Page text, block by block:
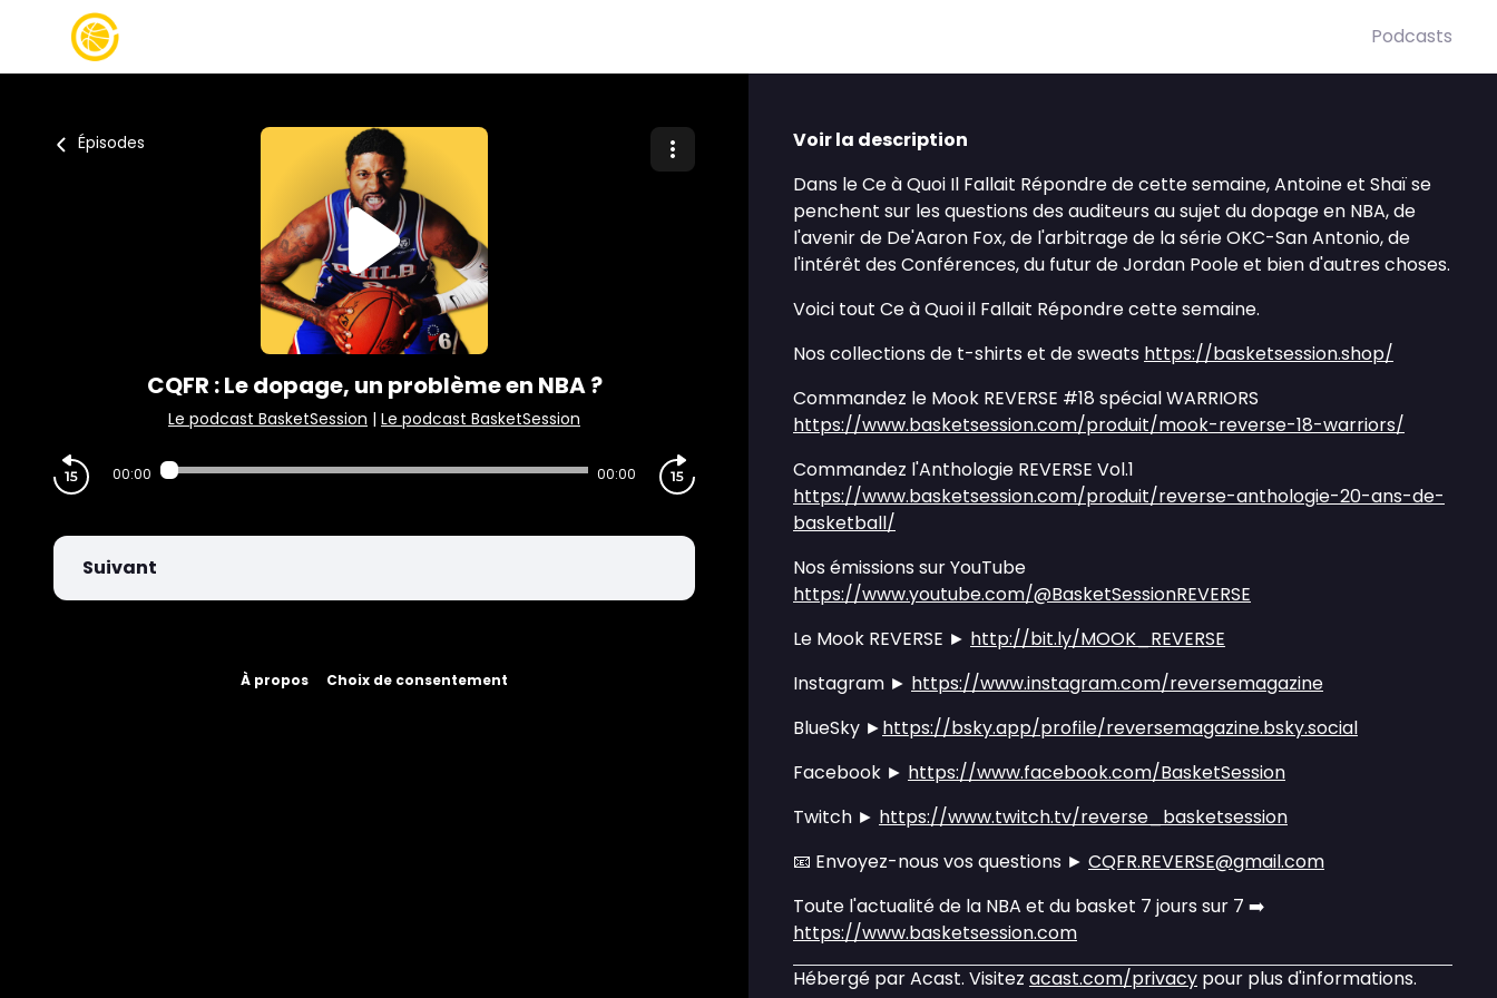
Podcasts
Épisodes
CQFR : Le dopage, un problème en NBA ?
Le podcast BasketSession | Le podcast BasketSession
00:00 00:00
Suivant
À propos Choix de consentement
Voir la description
Dans le Ce à Quoi Il Fallait Répondre de cette semaine, Antoine et Shaï se
penchent sur les questions des auditeurs au sujet du dopage en NBA, de
l'avenir de De'Aaron Fox, de l'arbitrage de la série OKC-San Antonio, de
l'intérêt des Conférences, du futur de Jordan Poole et bien d'autres choses.
Voici tout Ce à Quoi il Fallait Répondre cette semaine.
Nos collections de t-shirts et de sweats https://basketsession.shop/
Commandez le Mook REVERSE #18 spécial WARRIORS
https://www.basketsession.com/produit/mook-reverse-18-warriors/
Commandez l'Anthologie REVERSE Vol.1
https://www.basketsession.com/produit/reverse-anthologie-20-ans-de-
basketball/
Nos émissions sur YouTube
https://www.youtube.com/@BasketSessionREVERSE
Le Mook REVERSE ► http://bit.ly/MOOK_REVERSE
Instagram ► https://www.instagram.com/reversemagazine
BlueSky ►https://bsky.app/profile/reversemagazine.bsky.social
Facebook ► https://www.facebook.com/BasketSession
Twitch ► https://www.twitch.tv/reverse_basketsession
📧 Envoyez-nous vos questions ► CQFR.REVERSE@gmail.com
Toute l'actualité de la NBA et du basket 7 jours sur 7 ➡️
https://www.basketsession.com
Hébergé par Acast. Visitez acast.com/privacy pour plus d'informations.